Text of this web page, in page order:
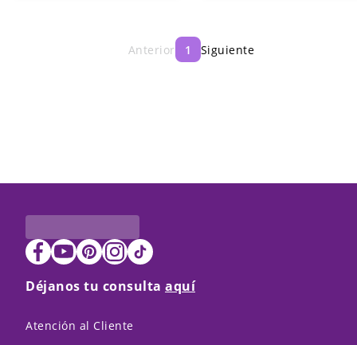
Anterior 1 Siguiente
Déjanos tu consulta aquí
Atención al Cliente